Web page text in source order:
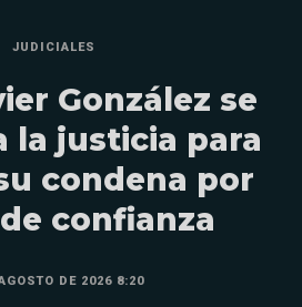
JUDICIALES
González se
la justicia para
condena por
confianza
DE 2026 8:20